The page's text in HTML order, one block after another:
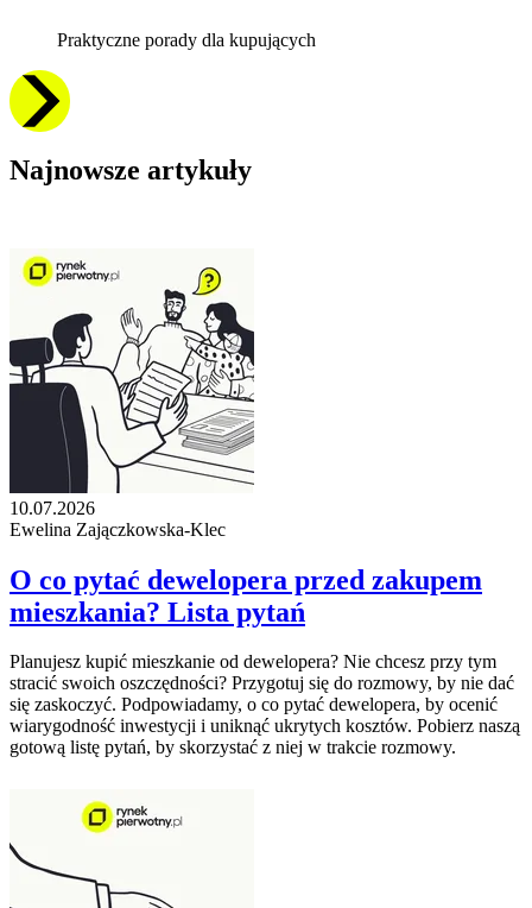
Praktyczne porady dla kupujących
Najnowsze artykuły
10.07.2026
Ewelina Zajączkowska-Klec
O co pytać dewelopera przed zakupem
mieszkania? Lista pytań
Planujesz kupić mieszkanie od dewelopera? Nie chcesz przy tym
stracić swoich oszczędności? Przygotuj się do rozmowy, by nie dać
się zaskoczyć. Podpowiadamy, o co pytać dewelopera, by ocenić
wiarygodność inwestycji i uniknąć ukrytych kosztów. Pobierz naszą
gotową listę pytań, by skorzystać z niej w trakcie rozmowy.